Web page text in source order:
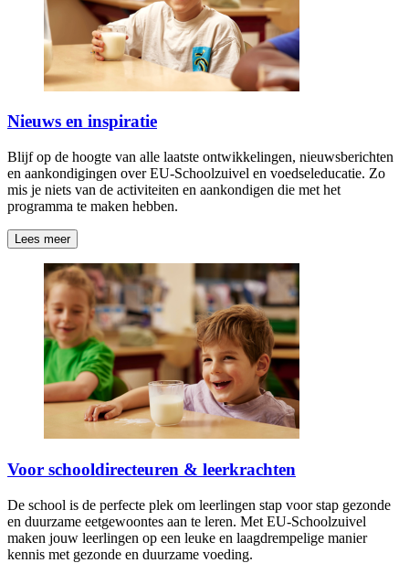
Nieuws en inspiratie
Blijf op de hoogte van alle laatste ontwikkelingen, nieuwsberichten
en aankondigingen over EU-Schoolzuivel en voedseleducatie. Zo
mis je niets van de activiteiten en aankondigen die met het
programma te maken hebben.
Lees meer
Voor schooldirecteuren & leerkrachten
De school is de perfecte plek om leerlingen stap voor stap gezonde
en duurzame eetgewoontes aan te leren. Met EU-Schoolzuivel
maken jouw leerlingen op een leuke en laagdrempelige manier
kennis met gezonde en duurzame voeding.